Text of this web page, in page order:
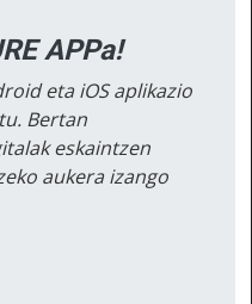
APPa!
eta iOS aplikazio
Bertan
eskaintzen
aukera izango